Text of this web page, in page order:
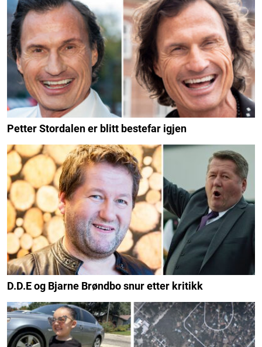
Petter Stordalen er blitt bestefar igjen
D.D.E og Bjarne Brøndbo snur etter kritikk